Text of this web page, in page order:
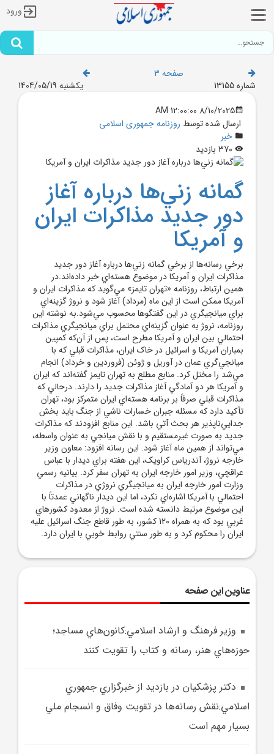
ورود
صفحه 3
شماره 13155
یکشنبه 1404/05/19
8/10/2025 12:00:00 AM
ارسال شده توسط روزنامه جمهوری اسلامی
خبر
گمانه زني‌ها درباره آغاز
دور جديد مذاکرات ايران
و آمريکا
برخي رسانه‌ها از برخي گمانه زني‌ها درباره آغاز دور جديد
مذاکرات ايران و آمريکا در موضوع هسته‌اي خبر داده‌اند.در
همين ارتباط، روزنامه «تهران تايمز» مي‌گويد که مذاکرات ايران و
آمريکا ممکن است از اين ماه (مرداد) آغاز شود و نروژ گزينه‌اي
براي ميانجيگري در اين گفتگوها محسوب مي‌شود.به نوشته اين
روزنامه، نروژ به عنوان گزينه‌اي محتمل براي ميانجيگري مذاکرات
احتمالي بين ايران و آمريکا مطرح است، پس از آن‌که کمپين
بمباران آمريکا و اسرائيل در خاک ايران، مذاکرات قبلي که با
ميانجي‌گري عمان در آوريل و ژوئن (فروردين و خرداد) انجام
مي‌شد را مختل کرد. منابع مطلع به تهران تايمز گفته‌اند که ايران
و آمريکا هر دو آمادگي آغاز مذاکرات جديد را دارند. درحالي که
مذاکرات قبلي صرفاً بر برنامه هسته‌اي ايران متمرکز بود، تهران
تأکيد دارد که مسئله جبران خسارات ناشي از جنگ بايد بخش
جدايي‌ناپذير هر بحث آتي باشد. اين منابع افزودند که مذاکرات
جديد به صورت غيرمستقيم و با نقش ميانجي به عنوان واسطه،
مي‌تواند از همين ماه آغاز شود. اين رسانه افزود: معاون وزير
خارجه نروژ، آندرياس کراويک، اين هفته براي ديدار با عباس
عراقچي، وزير امور خارجه ايران به تهران سفر کرد. بيانيه رسمي
وزارت امور خارجه ايران به ميانجيگري نروژي در مذاکرات
احتمالي با آمريکا اشاره‌اي نکرد، اما اين ديدار ناگهاني عمدتاً با
اين موضوع مرتبط دانسته شده است. نروژ از معدود کشورهاي
غربي بود که به همراه 120 کشور، به طور قاطع جنگ اسرائيل عليه
ايران را محکوم کرد و به طور سنتي روابط خوبي با ايران دارد.
عناوین این صفحه
وزير فرهنگ و ارشاد اسلامي:کانون‌هاي مساجد؛
حوزه‌هاي هنر، رسانه و کتاب را تقويت کنند
دکتر پزشکيان در بازديد از خبرگزاري جمهوري
اسلامي:نقش رسانه‌ها در تقويت وفاق و انسجام ملي
بسيار مهم است